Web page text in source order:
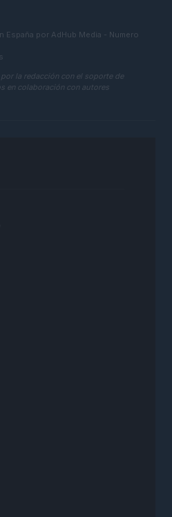
por AdHub Media - Numero
la redacción con el soporte de
en colaboración con autores